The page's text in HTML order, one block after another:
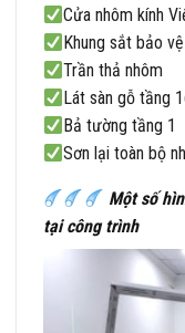
Cửa nhôm kính
Khung sắt bảo
Trần thả nhôm
Lát sàn gỗ tầng
Bả tường tầng 1
Sơn lại toàn bộ
Một số
tại công trình